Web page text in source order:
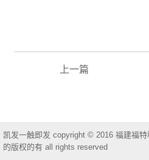
上一篇
凯发一触即发 copyright © 2016 福建福
的版权的有 all rights reserved